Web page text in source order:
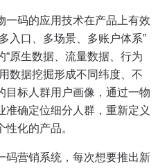
一码的应用技术在产品上有效
入口、多场景、多账户体系”
原生数据、流量数据、行为
数据挖掘形成不同纬度、不
目标人群用户画像，通过一物
准确定位细分人群，重新定义
化的产品。
码营销系统，每次想要推出新